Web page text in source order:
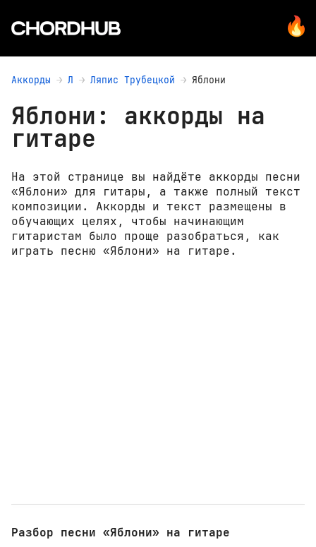
Аккорды Л Ляпис Трубецкой Яблони
Яблони: аккорды на
гитаре
На этой странице вы найдёте аккорды песни
«Яблони» для гитары, а также полный текст
композиции. Аккорды и текст размещены в
обучающих целях, чтобы начинающим
гитаристам было проще разобраться, как
играть песню «Яблони» на гитаре.
Разбор песни «Яблони» на гитаре